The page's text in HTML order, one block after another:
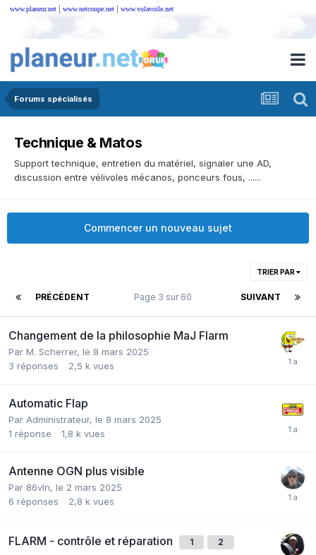
www.planeur.net | www.netcoupe.net | www.volavoile.net
Forums spécialisés
Technique & Matos
Support technique, entretien du matériel, signaler une AD,
discussion entre vélivoles mécanos, ponceurs fous, ......
Commencer un nouveau sujet
TRIER PAR
PRÉCÉDENT SUIVANT
Page 3 sur 60
Changement de la philosophie MaJ Flarm
Par M. Scherrer, le 8 mars 2025
3 réponses 2,5 k vues
Automatic Flap
Par Administrateur, le 8 mars 2025
1 réponse 1,8 k vues
Antenne OGN plus visible
Par 86vln, le 2 mars 2025
6 réponses 2,8 k vues
FLARM - contrôle et réparation 1 2